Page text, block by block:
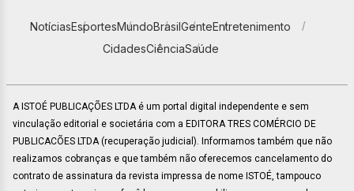
NotíciasEsportesMundoBrasilGenteEntretenimento
CidadesCiênciaSaúde
A ISTOÉ PUBLICAÇÕES LTDA é um portal digital independente e sem
vinculação editorial e societária com a EDITORA TRES COMÉRCIO DE
PUBLICACÕES LTDA (recuperação judicial). Informamos também que não
realizamos cobranças e que também não oferecemos cancelamento do
contrato de assinatura da revista impressa de nome ISTOÉ, tampouco